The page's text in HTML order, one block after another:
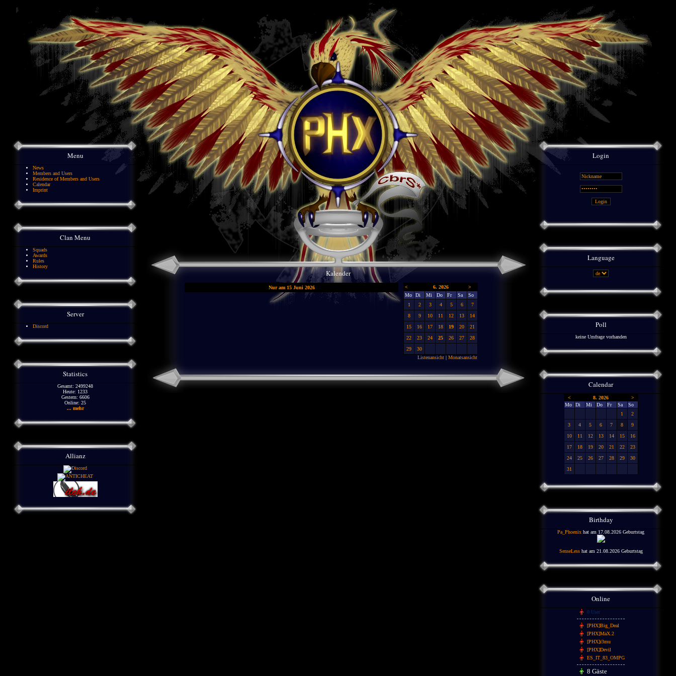
Menu
News
Members and Users
Residence of Members and Users
Calendar
Imprint
Clan Menu
Squads
Awards
Rules
History
Server
Discord
Statistics
Gesamt: 2499248
Heute: 1233
Gestern: 6606
Online: 25
... mehr
Allianz
Kalender
Nur am 15 Juni 2026 < 6. 2026
>
Mo
Di Mi Do Fr Sa
So
1
2 3 4 5 6
7
8
9 10 11 12 13
14
15
16 17 18 19 20
21
22
23 24 25 26 27
28
29
30
Listenansicht | Monatsansicht
Login
Language
Poll
keine Umfrage vorhanden
Calendar
< 8. 2026
>
Mo
Di Mi Do Fr Sa
So
1
2
3
4 5 6 7 8
9
10
11 12 13 14 15
16
17
18 19 20 21 22
23
24
25 26 27 28 29
30
31
Birthday
Pa_Phoenix hat am 17.08.2026 Geburtstag
SenseLesshat am 21.08.2026 Geburtstag
Online
0 User
[PHX]Big_Deal
[PHX]MaX.2
[PHX]r3mu
[PHX]Devil
ES_IT_83_OMPG
8 Gäste